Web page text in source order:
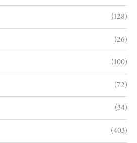
(128)
(26)
(100)
(72)
(34)
(403)